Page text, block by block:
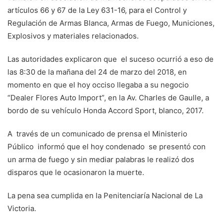
artículos 66 y 67 de la Ley 631-16, para el Control y
Regulación de Armas Blanca, Armas de Fuego, Municiones,
Explosivos y materiales relacionados.
Las autoridades explicaron que el suceso ocurrió a eso de
las 8:30 de la mañana del 24 de marzo del 2018, en
momento en que el hoy occiso llegaba a su negocio
“Dealer Flores Auto Import”, en la Av. Charles de Gaulle, a
bordo de su vehículo Honda Accord Sport, blanco, 2017.
A través de un comunicado de prensa el Ministerio
Público informó que el hoy condenado se presentó con
un arma de fuego y sin mediar palabras le realizó dos
disparos que le ocasionaron la muerte.
La pena sea cumplida en la Penitenciaría Nacional de La
Victoria.